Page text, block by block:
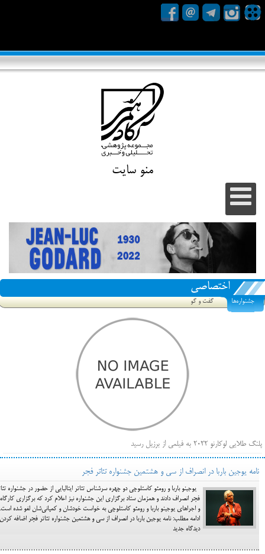
منو سایت
اختصاصی
جشنواره‌ها گفت و گو
پلنگ طلایی لوکارنو ۲۰۲۲ به فیلمی از برزیل رسید
فهرست فیلم‌های بخش مسابقه جشنواره فیلم ونیز ۲۰۲۲ مشخص شد، سهم پررنگ ایرانی‌ها
بیرون راندن فیلم‌های منتسب به حامیان کرملین از جشنواره کن، راه برای مستقل‌ها باز است
نامه یوجین باربا در انصراف از سی و هشتمین جشنواره تئاتر فجر
یوجینو باربا و رومئو کاستلوچی دو چهره سرشناس تئاتر ایتالیایی از حضور در جشنواره
فجر انصراف دادند و همزمان ستاد برگزاری این جشنواره نیز اعلام کرد که برگزاری
و اجراهای یوجینو باربا و رومئو کاستلوچی به خواست خودشان و کمپانی‌شان لغو شده است.
ادامه مطلب: نامه یوجین باربا در انصراف از سی و هشتمین جشنواره تئاتر فجر اضافه کردن
دیدگاه جدید